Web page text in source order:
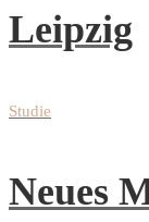
Leipzig
Studie
Neues